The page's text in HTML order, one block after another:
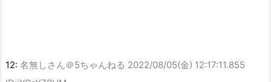
12: 名無しさん＠5ちゃんねる 2022/08/05(金) 12:17:11.855